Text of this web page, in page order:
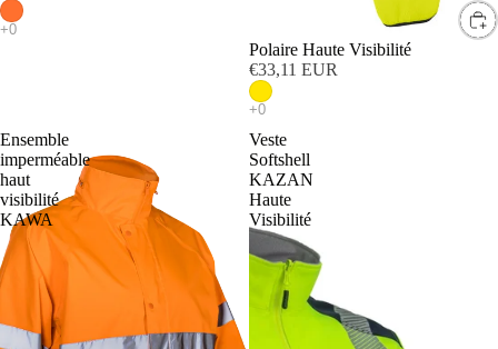
Polaire Haute Visibilité
€33,11 EUR
Ensemble
imperméable
haut
visibilité
KAWA
Veste
Softshell
KAZAN
Haute
Visibilité